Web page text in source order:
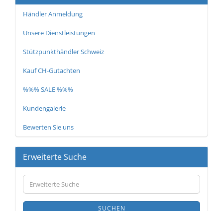
Händler Anmeldung
Unsere Dienstleistungen
Stützpunkthändler Schweiz
Kauf CH-Gutachten
%%% SALE %%%
Kundengalerie
Bewerten Sie uns
Erweiterte Suche
Erweiterte
Suche
SUCHEN